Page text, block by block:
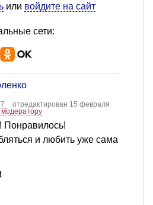
или войдите на сайт
сети:
отредактирован 15 февраля
Понравилось!
и любить уже сама